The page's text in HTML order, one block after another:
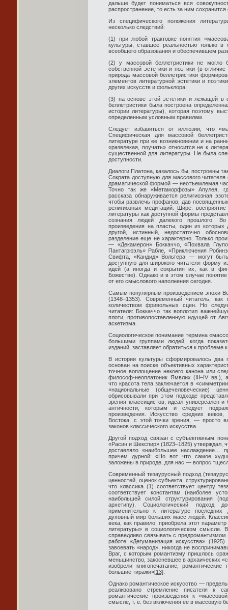
дальше будет пониматься вся
распространение, то есть за ним сохранится
Из специфического положения
несколько следствий:
(1) при любой трактовке понятия
культуры, ставшее реальностью только
всеобщего образования и обеспечившем
(2) у массовой беллетристики не могло
собственной эстетики и поэтики (в
природа массовой беллетристики
элементов литературной эстетики и
других искусств и фольклора;
(3) на основе этой эстетики и лежащей в
беллетристики была построена
истории литературы), которая поэтому
определенным условным правилам.
Следует избавиться от иллюзии, что
Специфическая для массовой
литературе при ее возникновении и на
«развлекая, поучать» относится не к
существенной для литературы. Не была
доступности.
Диалоги Платона, казалось бы, построены
Сократа доступную для массового
драматической формой — неотъемлемая
Точно так же «Метаморфозы» Апулея,
рассказа обнаруживается религиозная
чтобы развлечь профанов, дав
религиозных медитаций. Шире:
литературы как доступной формы
сознания людей далекого прошлого.
произведения на пласты, один из
другой, истинный, недостаточно
разделение еще не характерно. Только
— «Декамерон» Боккаччо, «Похвала
Пантагрюэль» Рабле, «Приключения
Свифта, «Кандид» Вольтера — могут
доступную для широкого читателя форму
идей (а иногда и сокрытия их, как в
Божестве). Однако и в этом случае
от его смыслового наполнения сегодня.
Самым популярным произведением эпохи
(1348–1353). Современный читатель,
количеством фривольных сцен. Но
читателя: Боккаччо так воплотил
плоти, противопоставленную идущей от
аскетизма.
Социологическое понимание термина
большими группами людей, когда
изданий, заставляет обратиться к проблеме
В истории культуры сформировалось
основан на поиске объективных
точное воплощение некоего канона или
философ-неоплатоник Ямвлих (III– IV вв.),
что красота тела заключается в
«национальные (общечеловеческие)
обрисовывали при этом подходе
зрения классицистов, идеал универсален
античности, которым и следует
произведения. Искусство средних
Востока, с этой точки зрения, — просто
законов классического искусства.
Другой подход связан с субъективным
«Расин и Шекспир» (1823–1825) утверждал,
доставляло «наибольшее наслаждение…
причем дурной: «Но вот что самое
заложены в природе, для нас — вопрос
Современный тезаурусный подход
ценностей, оценок субъекта,
что классика (1) соответствует центру
соответствует константам (наиболее
наибольшей силой структурирования
архетипу). Социологический подход
применительно к литературе
духовный мир больших масс людей.
века, как правило, приобрела этот
литературы» в социологическом смысле.
справедливо связывать с
работе «Дегуманизация искусства»
завоевать «народ», никогда не
Враг, с которым романтизму пришлось
меньшинство, закосневшее в архаических
изобрели книгопечатание,
большие тиражи»[13]
Однако романтическое искусство —
реализовано стремление писателя к
романтические произведения к
смысле, т. е. без включения ее в массовую